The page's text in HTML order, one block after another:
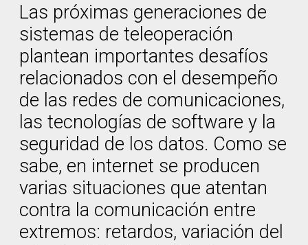
Las próximas generaciones de
sistemas de teleoperación
plantean importantes desafíos
relacionados con el desempeño
de las redes de comunicaciones,
las tecnologías de software y la
seguridad de los datos. Como se
sabe, en internet se producen
varias situaciones que atentan
contra la comunicación entre
extremos: retardos, variación del